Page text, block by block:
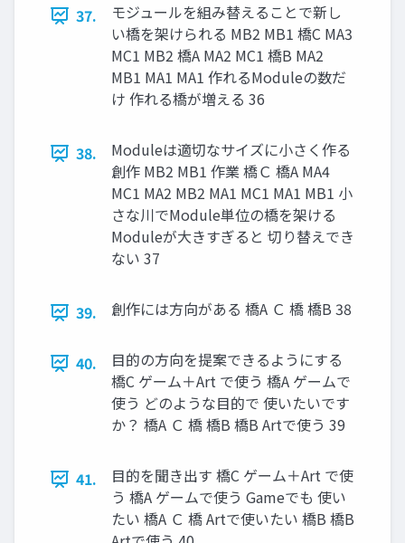
37.
モジュールを組み替えることで新し
い橋を架けられる MB2 MB1 橋C MA3
MC1 MB2 橋A MA2 MC1 橋B MA2
MB1 MA1 MA1 作れるModuleの数だ
け 作れる橋が増える 36
38.
Moduleは適切なサイズに小さく作る
創作 MB2 MB1 作業 橋Ｃ 橋A MA4
MC1 MA2 MB2 MA1 MC1 MA1 MB1 小
さな川でModule単位の橋を架ける
Moduleが大きすぎると 切り替えでき
ない 37
39. 創作には方向がある 橋A Ｃ 橋 橋B 38
40.
目的の方向を提案できるようにする
橋C ゲーム＋Art で使う 橋A ゲームで
使う どのような目的で 使いたいです
か？ 橋A Ｃ 橋 橋B 橋B Artで使う 39
41.
目的を聞き出す 橋C ゲーム＋Art で使
う 橋A ゲームで使う Gameでも 使い
たい 橋A Ｃ 橋 Artで使いたい 橋B 橋B